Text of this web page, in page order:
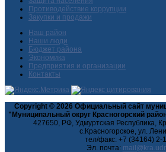
Противодействие коррупции
Закупки и продажи
Наш район
Наши люди
Бюджет района
Экономика
Предприятия и организации
Контакты
Copyright © 2026 Официальный сайт
"Муниципальный округ Красногорский
427650, РФ, Удмуртская Республика,
с.Красногорское, ул.
тел/факс: +7 (34164) 2-
Эл. почта: